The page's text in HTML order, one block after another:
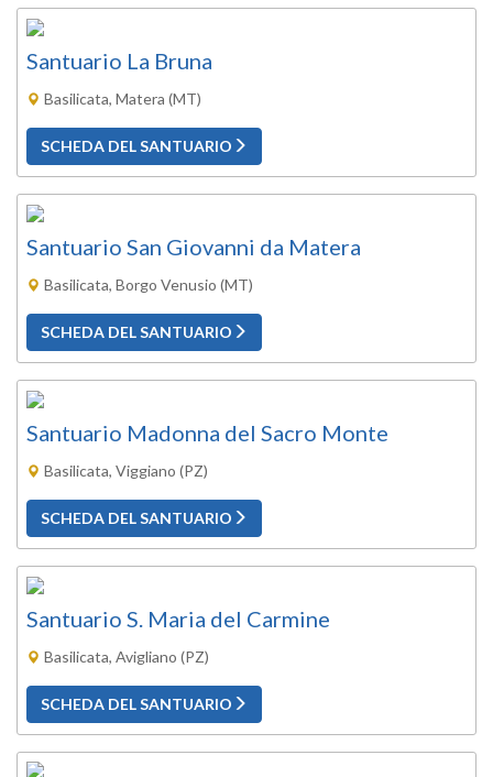
Santuario La Bruna
Basilicata, Matera (MT)
SCHEDA DEL SANTUARIO
Santuario San Giovanni da Matera
Basilicata, Borgo Venusio (MT)
SCHEDA DEL SANTUARIO
Santuario Madonna del Sacro Monte
Basilicata, Viggiano (PZ)
SCHEDA DEL SANTUARIO
Santuario S. Maria del Carmine
Basilicata, Avigliano (PZ)
SCHEDA DEL SANTUARIO